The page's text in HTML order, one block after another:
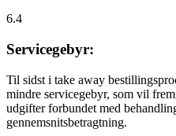
6.4
Servicegebyr:
Til sidst i take away
mindre servicegebyr, som vil
udgifter forbundet med
gennemsnitsbetragtning.